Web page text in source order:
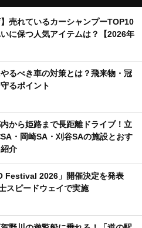
】売れているカーシャンプーTOP10
いに保つ人気アイテムは？【2026年
るべき車の対策とは？飛来物・冠
るポイント
内から姫路まで長距離ドライブ！立
・岡崎SA・刈谷SAの施設とおす
介
Festival 2026」開催決定を発表
スピードウェイで実施